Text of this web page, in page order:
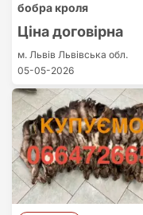
бобра кроля
Ціна договірна
м. Львів Львівська обл.
05-05-2026